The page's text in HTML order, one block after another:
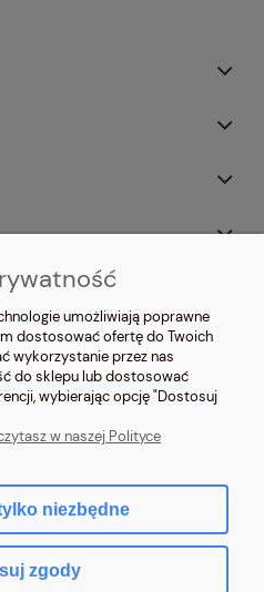
Głowackiego 2, 42-690 Tworóg | NIP:
| e-mail:sklep@nosimysie.pl
umożliwiają poprawne
dostosować ofertę do Twoich
wykorzystanie przez nas
do sklepu lub dostosować
wybierając opcję "Dostosuj
w naszej Polityce
niezbędne
zgody